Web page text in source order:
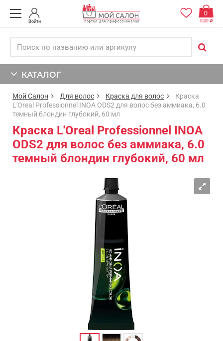
Войти
0
0,00
КАТАЛОГ
Мой Салон Для волос Краска для волос
Краска
L'Oreal Professionnel INOA ODS2 для волос без аммиака, 6.0
темный блондин глубокий, 60 мл
Краска L'Oreal Professionnel INOA
ODS2 для волос без аммиака, 6.0
темный блондин глубокий, 60 мл